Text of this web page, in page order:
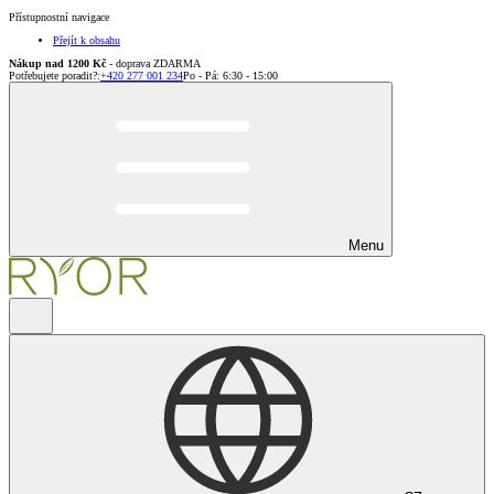
Přístupnostní navigace
Přejít k obsahu
Nákup nad 1200 Kč - doprava ZDARMA
Potřebujete poradit?:+420 277 001 234Po - Pá: 6:30 - 15:00
Menu